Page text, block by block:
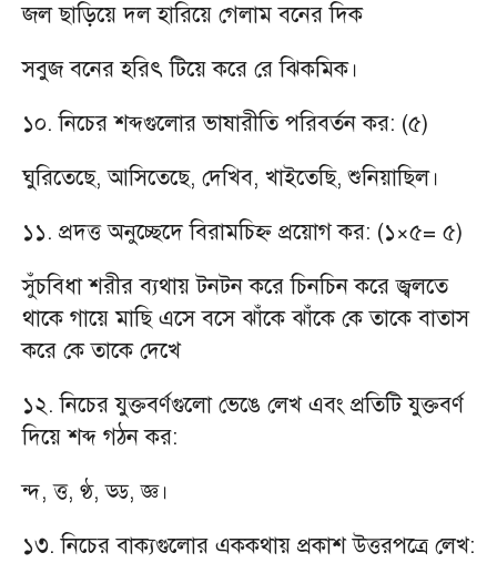
জল ছাড়িয়ে দল হারিয়ে গেলাম বনের দিক
সবুজ বনের হরিৎ টিয়ে করে রে ঝিকমিক।
১০. নিচের শব্দগুলোর ভাষারীতি পরিবর্তন কর: (৫)
ঘুরিতেছে, আসিতেছে, দেখিব, খাইতেছি, শুনিয়াছিল।
১১. প্রদত্ত অনুচ্ছেদে বিরামচিহ্ন প্রয়োগ কর: (১×৫= ৫)
সুঁচবিধা শরীর ব্যথায় টনটন করে চিনচিন করে জ্বলতে
থাকে গায়ে মাছি এসে বসে ঝাঁকে ঝাঁকে কে তাকে বাতাস
করে কে তাকে দেখে
১২. নিচের যুক্তবর্ণগুলো ভেঙে লেখ এবং প্রতিটি যুক্তবর্ণ
দিয়ে শব্দ গঠন কর:
ন্দ, ত্ত, ণ্ঠ, ড্ড, জ্ঞ।
১৩. নিচের বাক্যগুলোর এককথায় প্রকাশ উত্তরপত্রে লেখ: